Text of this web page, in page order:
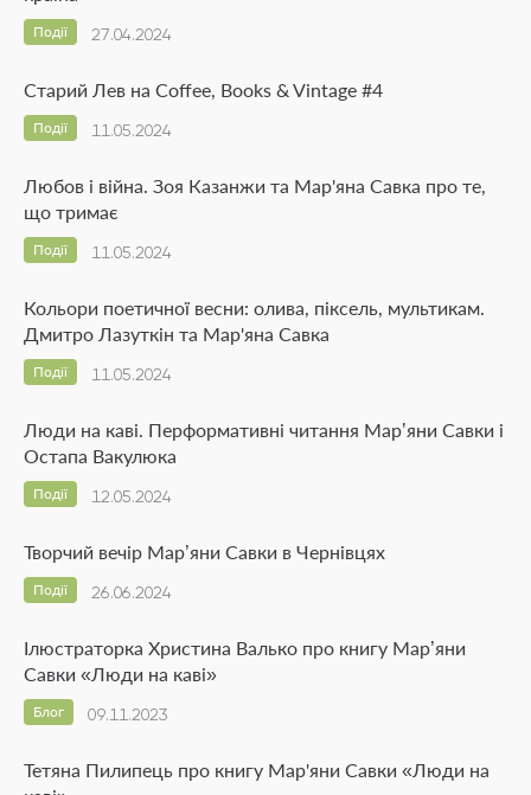
27.04.2024
Події
Старий Лев на Coffee, Books & Vintage #4
11.05.2024
Події
Любов і війна. Зоя Казанжи та Мар'яна Савка про те,
що тримає
11.05.2024
Події
Кольори поетичної весни: олива, піксель, мультикам.
Дмитро Лазуткін та Мар'яна Савка
11.05.2024
Події
Люди на каві. Перформативні читання Марʼяни Савки і
Остапа Вакулюка
12.05.2024
Події
Творчий вечір Мар’яни Савки в Чернівцях
26.06.2024
Події
Ілюстраторка Христина Валько про книгу Мар’яни
Савки «Люди на каві»
09.11.2023
Блог
Тетяна Пилипець про книгу Мар'яни Савки «Люди на